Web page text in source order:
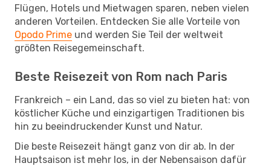
Flügen, Hotels und Mietwagen sparen, neben vielen
anderen Vorteilen. Entdecken Sie alle Vorteile von
Opodo Prime und werden Sie Teil der weltweit
größten Reisegemeinschaft.
Beste Reisezeit von Rom nach Paris
Frankreich – ein Land, das so viel zu bieten hat: von
köstlicher Küche und einzigartigen Traditionen bis
hin zu beeindruckender Kunst und Natur.
Die beste Reisezeit hängt ganz von dir ab. In der
Hauptsaison ist mehr los, in der Nebensaison dafür